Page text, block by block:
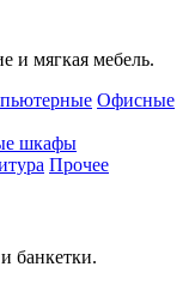
и мягкая мебель.
Офисные
шкафы
Прочее
банкетки.